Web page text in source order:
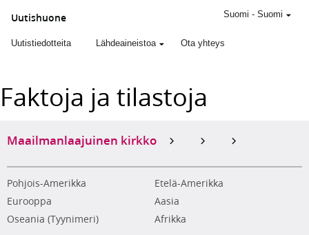
Uutishuone
Uutistiedotteita Lähdeaineistoa Ota yhteys
Suomi - Suomi
Faktoja ja tilastoja
Maailmanlaajuinen kirkko
Pohjois-Amerikka
Etelä-Amerikka
Eurooppa
Aasia
Oseania (Tyynimeri)
Afrikka